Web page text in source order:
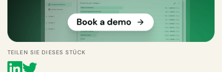
TEILEN SIE DIESES STÜCK